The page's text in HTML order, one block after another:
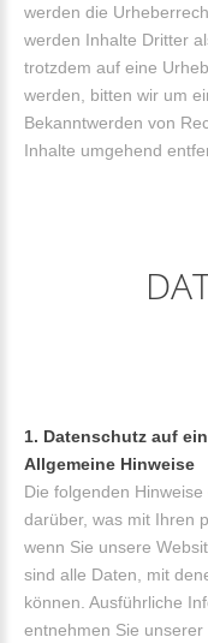
werden die
werden Inhalte Dritter
trotzdem auf eine
werden, bitten wir um
Bekanntwerden von
Inhalte umgehend
1. Datenschutz auf
Allgemeine Hinweise
Die folgenden
darüber, was mit Ihren
wenn Sie unsere
sind alle Daten, mit
können. Ausführliche
entnehmen Sie